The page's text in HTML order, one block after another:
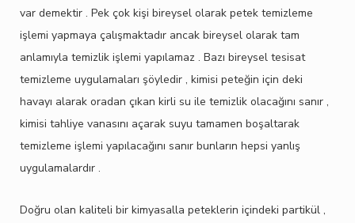
var demektir . Pek çok kişi bireysel olarak petek temizleme
işlemi yapmaya çalışmaktadır ancak bireysel olarak tam
anlamıyla temizlik işlemi yapılamaz . Bazı bireysel tesisat
temizleme uygulamaları şöyledir , kimisi peteğin için deki
havayı alarak oradan çıkan kirli su ile temizlik olacağını sanır ,
kimisi tahliye vanasını açarak suyu tamamen boşaltarak
temizleme işlemi yapılacağını sanır bunların hepsi yanlış
uygulamalardır .
Doğru olan kaliteli bir kimyasalla peteklerin içindeki partikül ,